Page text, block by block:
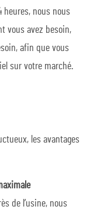
heures, nous nous
vous avez besoin,
afin que vous
sur votre marché.
les avantages
de l’usine, nous